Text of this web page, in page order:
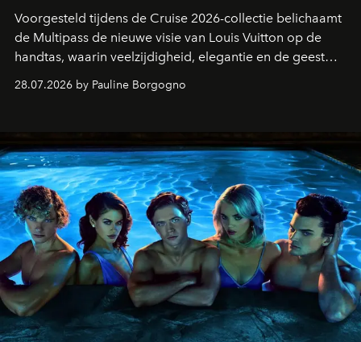
Voorgesteld tijdens de Cruise 2026-collectie belichaamt
de Multipass de nieuwe visie van Louis Vuitton op de
handtas, waarin veelzijdigheid, elegantie en de geest
van het reizen naadloos samenkomen.
28.07.2026 by Pauline Borgogno